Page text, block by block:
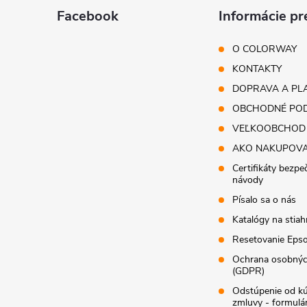
Facebook Informácie
O COLORWAY
KONTAKTY
DOPRAVA A
OBCHODNÉ
VEĽKOOBCHOD
AKO
Certifikáty
návody
Písalo sa o nás
Katalógy na
Resetovanie
Ochrana
(GDPR)
Odstúpenie od
zmluvy -